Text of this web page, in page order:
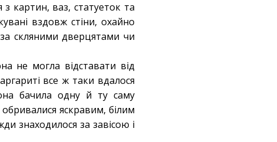
картин, ваз, статуеток та
вздовж стіни, охайно
за скляними дверцятами чи
не могла відставати від
все ж таки вдалося
бачила одну й ту саму
яскравим, білим
знаходилося за завісою і